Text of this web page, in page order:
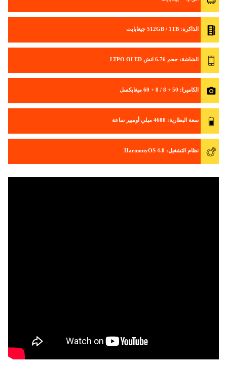
الذاكرة: 512GB / 1TB جيغابايت
الشاشة: جحم 6.76 انش LTPO OLED
الكاميرا: 50 + 8 / 8 + 60 ميغابكسل
سعة البطارية: 4600 ميلي أومبير ساعة
نظام التشغيل: HarmonyOS 4.0